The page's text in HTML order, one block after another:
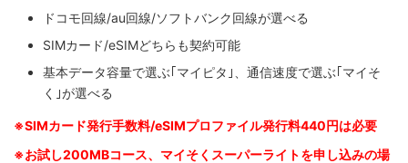
ドコモ回線/au回線/ソフトバンク回線が選べる
SIMカード/eSIMどちらも契約可能
基本データ容量で選ぶ｢マイピタ｣、通信速度で選ぶ｢マイそ
く｣が選べる
※SIMカード発行手数料/eSIMプロファイル発行料440円は必要
※お試し200MBコース、マイそくスーパーライトを申し込みの場